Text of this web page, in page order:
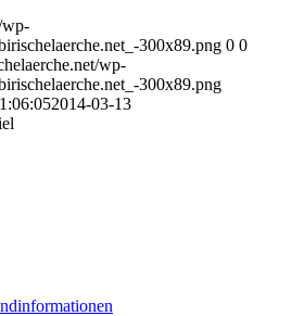
wp-
300x89.png 0 0
wp-
300x89.png
2014-03-13